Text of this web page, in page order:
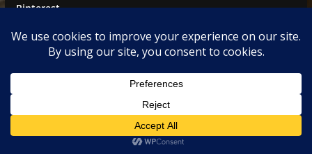
Pinterest
Facebook
HalloweenPompoenen